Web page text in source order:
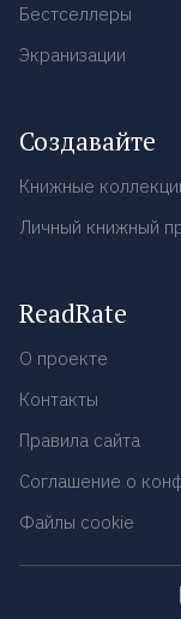
Бестселлеры
Экранизации
Создавайте
Книжные
Личный книжный
ReadRate
О проекте
Контакты
Правила сайта
Соглашение о
Файлы cookie